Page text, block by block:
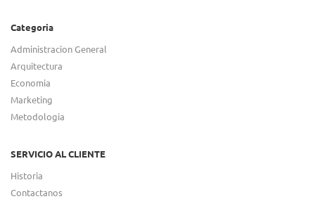
Categoria
Administracion General
Arquitectura
Economia
Marketing
Metodologia
SERVICIO AL CLIENTE
Historia
Contactanos